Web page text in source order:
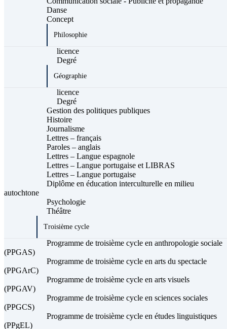
Danse
Concept
Philosophie
licence
Degré
Géographie
licence
Degré
Gestion des politiques publiques
Histoire
Journalisme
Lettres – français
Paroles – anglais
Lettres – Langue espagnole
Lettres – Langue portugaise et LIBRAS
Lettres – Langue portugaise
Diplôme en éducation interculturelle en milieu
autochtone
Psychologie
Théâtre
Troisième cycle
Programme de troisième cycle en anthropologie sociale
(PPGAS)
Programme de troisième cycle en arts du spectacle
(PPGArC)
Programme de troisième cycle en arts visuels
(PPGAV)
Programme de troisième cycle en sciences sociales
(PPGCS)
Programme de troisième cycle en études linguistiques
(PPgEL)